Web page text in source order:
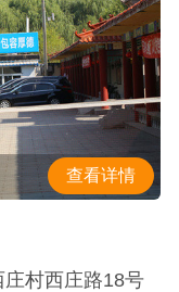
查看详情
村西庄路18号